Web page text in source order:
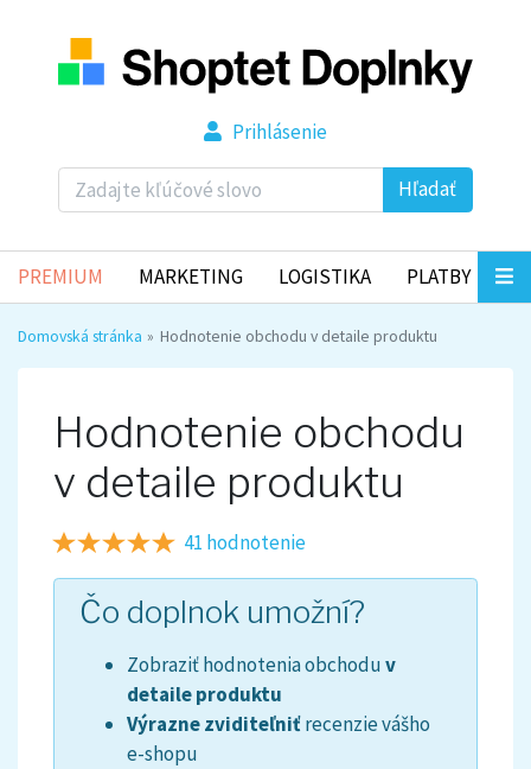
Hľadať
Prihlásenie
PREMIUM MARKETING LOGISTIKA PLATBY
Domovská stránka Hodnotenie obchodu v detaile produktu
Hodnotenie obchodu
v detaile produktu
41 hodnotenie
Čo doplnok umožní?
Zobraziť hodnotenia obchoduv
detaile produktu
Výrazne zviditeľniťrecenzie vášho
e-shopu